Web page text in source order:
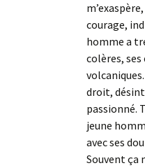
courage,
homme a
colères,
droit,
passionné.
jeune
avec ses
Souvent ça